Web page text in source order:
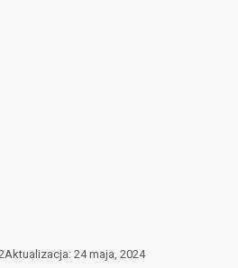
Aktualizacja: 24 maja, 2024